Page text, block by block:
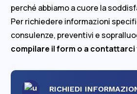
perché abbiamo a cuore la
Per richiedere informazioni
consulenze, preventivi e
compilare il form o a
RICHIEDI